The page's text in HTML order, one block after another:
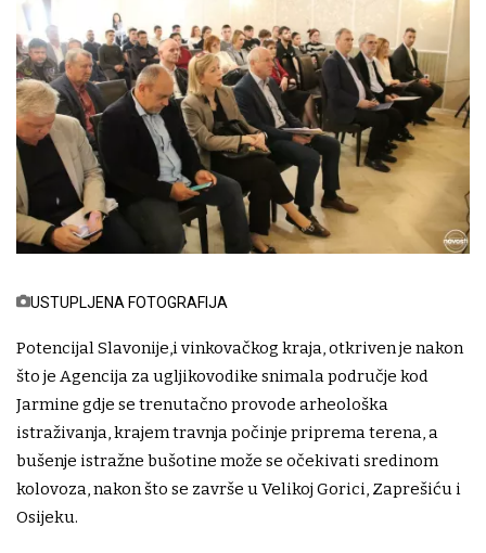
USTUPLJENA FOTOGRAFIJA
Potencijal Slavonije,i vinkovačkog kraja, otkriven je nakon
što je Agencija za ugljikovodike snimala područje kod
Jarmine gdje se trenutačno provode arheološka
istraživanja, krajem travnja počinje priprema terena, a
bušenje istražne bušotine može se očekivati sredinom
kolovoza, nakon što se završe u Velikoj Gorici, Zaprešiću i
Osijeku.